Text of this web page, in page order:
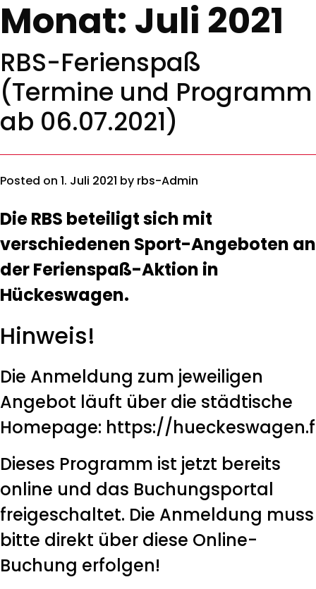
Monat: Juli 2021
RBS-Ferienspaß
(Termine und Programm
ab 06.07.2021)
Posted on 1. Juli 2021 by rbs-Admin
Die RBS beteiligt sich mit
verschiedenen Sport-Angeboten an
der Ferienspaß-Aktion in
Hückeswagen.
Hinweis!
Die Anmeldung zum jeweiligen
Angebot läuft über die städtische
Homepage: https://
Dieses Programm ist jetzt bereits
online und das Buchungsportal
freigeschaltet. Die Anmeldung muss
bitte direkt über diese Online-
Buchung erfolgen!